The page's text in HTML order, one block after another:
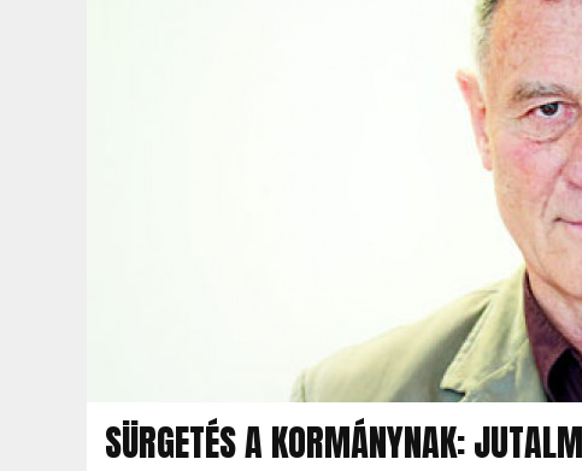
SÜRGETÉS A KORMÁNYNAK: